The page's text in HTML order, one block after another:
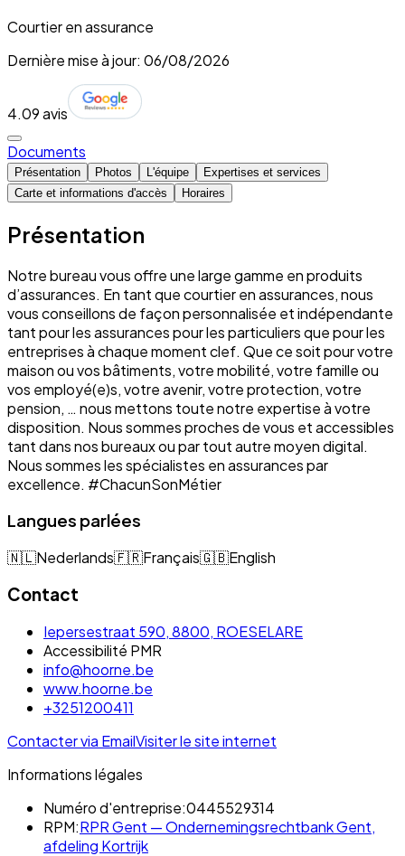
Courtier en assurance
Dernière mise à jour: 06/08/2026
4.09 avis
Documents
Présentation Photos L'équipe
Expertises et services
Carte et informations d'accès
Horaires
Présentation
Notre bureau vous offre une large gamme en produits
d’assurances. En tant que courtier en assurances, nous
vous conseillons de façon personnalisée et indépendante
tant pour les assurances pour les particuliers que pour les
entreprises à chaque moment clef. Que ce soit pour votre
maison ou vos bâtiments, votre mobilité, votre famille ou
vos employé(e)s, votre avenir, votre protection, votre
pension, … nous mettons toute notre expertise à votre
disposition. Nous sommes proches de vous et accessibles
tant dans nos bureaux ou par tout autre moyen digital.
Nous sommes les spécialistes en assurances par
excellence. #ChacunSonMétier
Langues parlées
🇳🇱Nederlands🇫🇷Français🇬🇧English
Contact
Iepersestraat 590, 8800, ROESELARE
Accessibilité PMR
info@hoorne.be
www.hoorne.be
+3251200411
Contacter via EmailVisiter le site internet
Informations légales
Numéro d'entreprise:0445529314
RPM:RPR Gent — Ondernemingsrechtbank Gent,
afdeling Kortrijk